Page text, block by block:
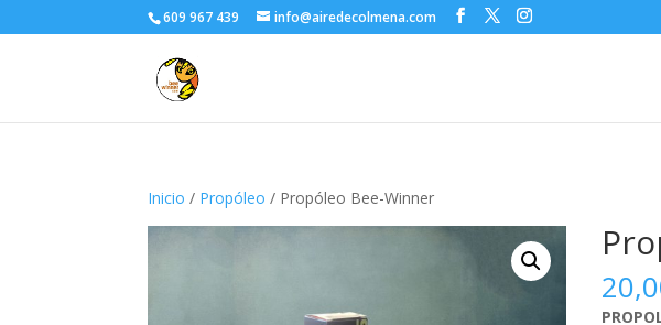
609 967 439 info@airedecolmena.com
Inicio / Propóleo / Propóleo Bee-Winner